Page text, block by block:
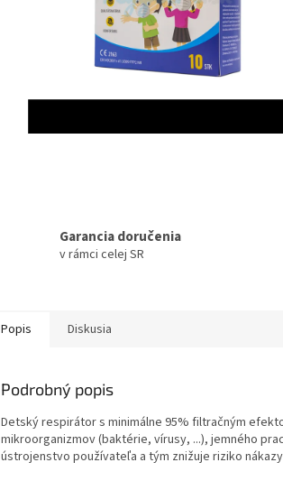
Garancia doručenia
v rámci celej SR
Popis Diskusia
Podrobný popis
Detský respirátor s minimálne 95% filtračným
mikroorganizmov (baktérie, vírusy, ...), jemného
ústrojenstvo používateľa a tým znižuje riziko